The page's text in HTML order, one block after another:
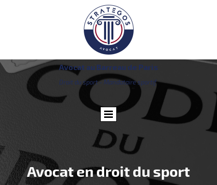
Avocat en droit du sport
Avocat au Barreau de Paris
Droit du sport - Mandataire sportif